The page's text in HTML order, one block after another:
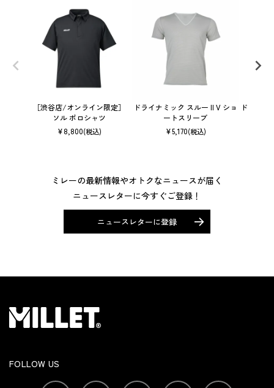
［渋谷店/オンライン限定］
ソル ポロシャツ
¥8,800(税込)
ドライナミック スルー II V ショ
ートスリーブ
¥5,170(税込)
ドライナ
ミレーの最新情報やオトクなニュースが届く
ニュースレターに今すぐご登録！
ニュースレターに登録
FOLLOW US